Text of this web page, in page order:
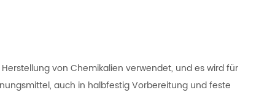
von Chemikalien verwendet, und es wird für
auch in halbfestig Vorbereitung und feste